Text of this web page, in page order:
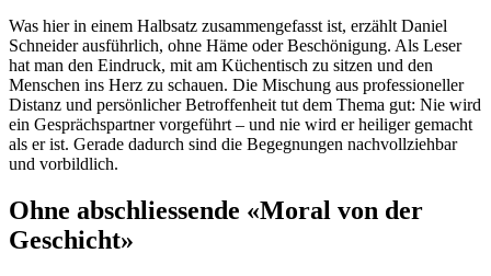
Was hier in einem Halbsatz zusammengefasst ist, erzählt Daniel
Schneider ausführlich, ohne Häme oder Beschönigung. Als Leser
hat man den Eindruck, mit am Küchentisch zu sitzen und den
Menschen ins Herz zu schauen. Die Mischung aus professioneller
Distanz und persönlicher Betroffenheit tut dem Thema gut: Nie wird
ein Gesprächspartner vorgeführt – und nie wird er heiliger gemacht
als er ist. Gerade dadurch sind die Begegnungen nachvollziehbar
und vorbildlich.
Ohne abschliessende «Moral von der
Geschicht»